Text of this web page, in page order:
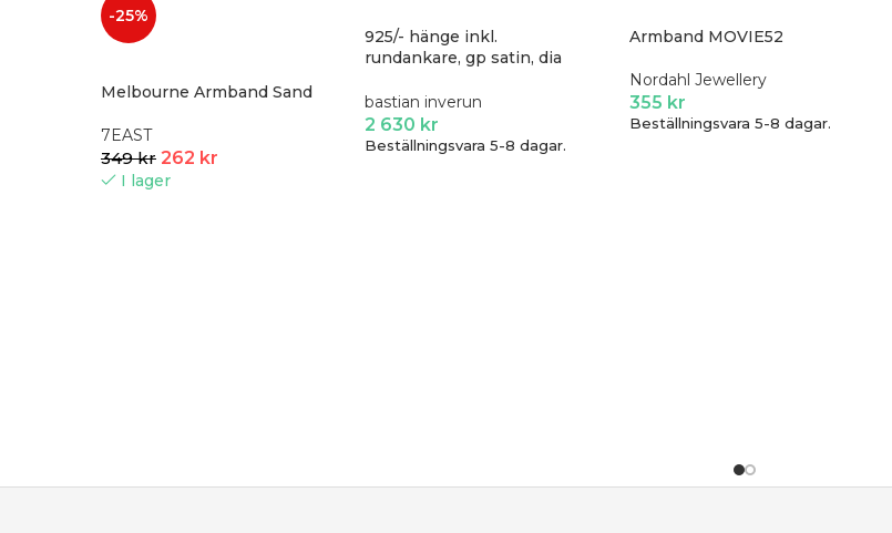
-25%
Melbourne Armband Sand
7EAST
349kr 262 kr
I lager
925/- hänge inkl.
rundankare, gp satin, dia
bastian inverun
2 630 kr
Beställningsvara 5-8 dagar.
Armband MOVIE52
Nordahl Jewellery
355 kr
Beställningsvara 5-8 dagar.